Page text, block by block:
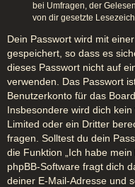
bei Umfragen, der
von dir gesetzte
Dein Passwort wird mit
gespeichert, so dass es
dieses Passwort nicht auf
verwenden. Das Passwort
Benutzerkonto für das
Insbesondere wird dich
Limited oder ein Dritter
fragen. Solltest du dein
die Funktion „Ich habe
phpBB-Software fragt dich
deiner E-Mail-Adresse und